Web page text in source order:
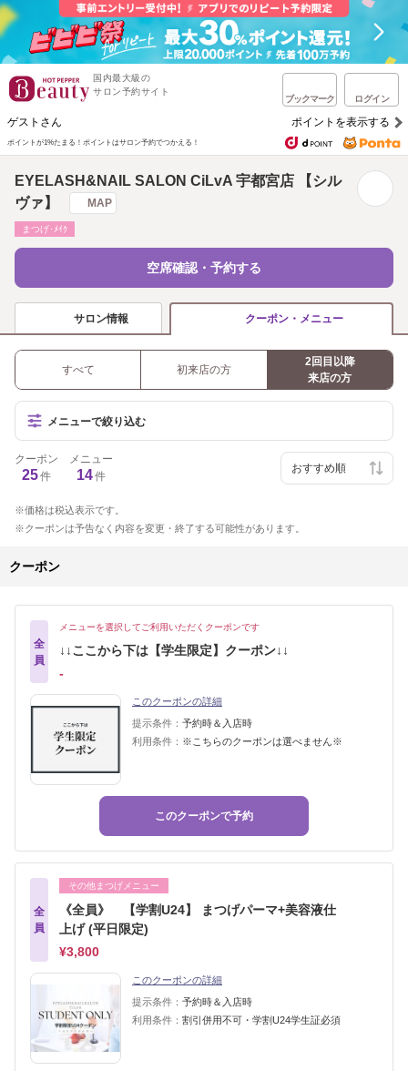
国内最大級の
サロン予約サイト
ブックマーク ログイン
ゲストさん ポイントを表示する
ポイントが1%たまる！ ポイントはサロン予約でつかえる！
EYELASH&NAIL SALON CiLvA 宇都宮店 【シル
ヴァ】
MAP
まつげ･ﾒｲｸ
空席確認・予約する
サロン情報 クーポン・メニュー
すべて 初来店の方
2回目以降
来店の方
メニューで絞り込む
クーポン
25件
メニュー
14件
価格は税込表示です。
クーポンは予告なく内容を変更・終了する可能性があります。
クーポン
全
員
メニューを選択してご利用いただくクーポンです
↓↓ここから下は【学生限定】クーポン↓↓
‐
このクーポンの詳細
提示条件： 予約時＆入店時
利用条件： ※こちらのクーポンは選べません※
このクーポンで予約
全
員
その他まつげメニュー
《全員》 【学割U24】 まつげパーマ+美容液仕
上げ (平日限定)
¥3,800
このクーポンの詳細
提示条件： 予約時＆入店時
利用条件： 割引併用不可・学割U24学生証必須